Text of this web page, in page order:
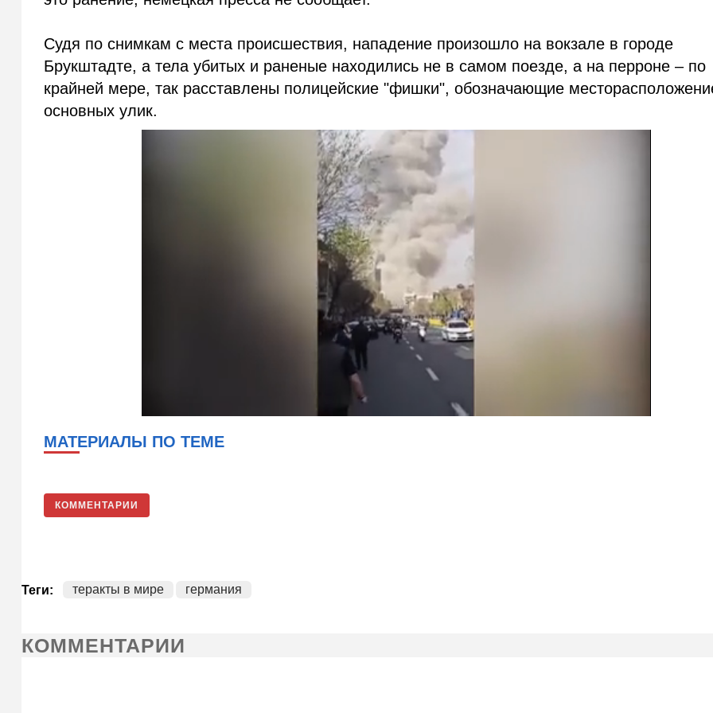
Судя по снимкам с места происшествия, нападение произошло на вокзале в городе
Брукштадте, а тела убитых и раненые находились не в самом поезде, а на перроне – по
крайней мере, так расставлены полицейские "фишки", обозначающие
основных улик.
МАТЕРИАЛЫ ПО ТЕМЕ
КОММЕНТАРИИ
Теги: теракты в мире германия
КОММЕНТАРИИ